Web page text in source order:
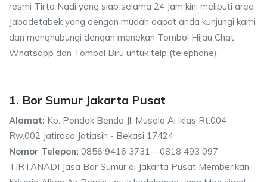
resmi Tirta Nadi yang siap selama 24 Jam kini meliputi area
Jabodetabek yang dengan mudah dapat anda kunjungi kami
dan menghubungi dengan menekan Tombol Hijau Chat
Whatsapp dan Tombol Biru untuk telp (telephone).
1. Bor Sumur Jakarta Pusat
Alamat: Kp. Pondok Benda Jl. Musola Al iklas Rt.004
Rw.002 Jatirasa Jatiasih - Bekasi 17424
Nomor Telepon: 0856 9416 3731 – 0818 493 097
TIRTANADI Jasa Bor Sumur di Jakarta Pusat Memberikan